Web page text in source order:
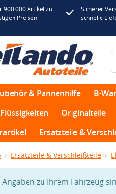
900.000 Artikel zu
Preisen
Sicherer
schnelle
& Pannenhilfe B-
Originalteile
Ersatzteile &
Ersatzteile & Verschleißteile
Angaben zu Ihrem Fahrzeug